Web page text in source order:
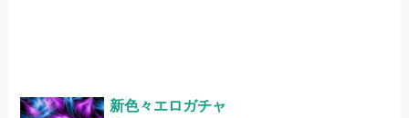
新色々エロガチャ